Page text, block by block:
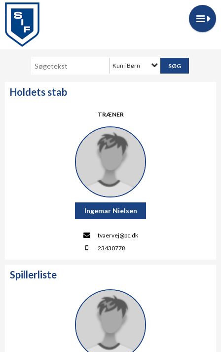
Kun i Børn
Holdets stab
TRÆNER
Ingemar Nielsen
tvaervej@pc.dk
23430778
Spillerliste